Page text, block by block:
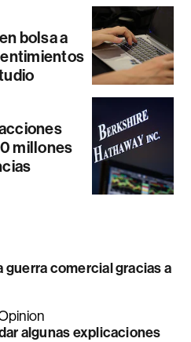
bolsa a
millones
guerra comercial gracias a
algunas explicaciones